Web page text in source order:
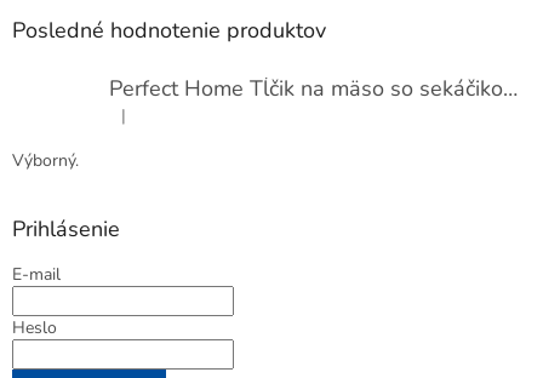
Posledné hodnotenie produktov
Perfect Home Tĺčik na mäso so sekáčikom, 56893
Hodnotenie produktu je 5 z 5 hviezdičiek.
|
Výborný.
Prihlásenie
E-mail
Heslo